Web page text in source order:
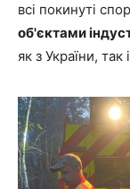
всі покинуті
об'єктами
як з України, так